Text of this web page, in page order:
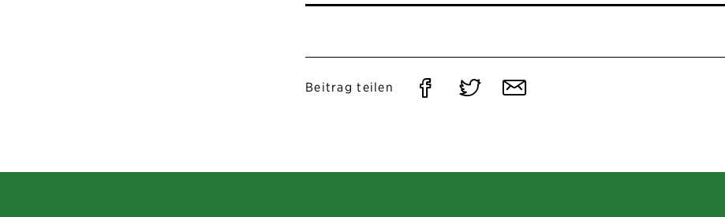
Beitrag teilen
Auf Auf Per